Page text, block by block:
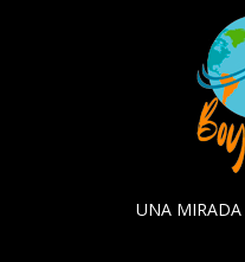
UNA MIRADA